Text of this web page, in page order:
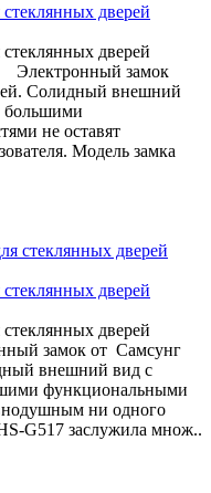
дверей
дверей
Электронный замок
Солидный внешний
большими
не оставят
Модель замка
дверей
дверей
замок от Самсунг
внешний вид с
функциональными
ни одного
G517 заслужила множ..